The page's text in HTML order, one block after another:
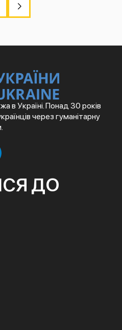
в Україні. Понад 30 років
через гуманітарну
ДО